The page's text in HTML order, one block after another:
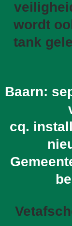
wordt
tank
Baarn:
cq.